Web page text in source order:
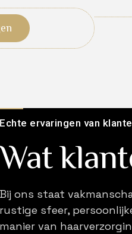
Echte ervaringen van
Wat
Bij ons staat
rustige sfeer,
manier van